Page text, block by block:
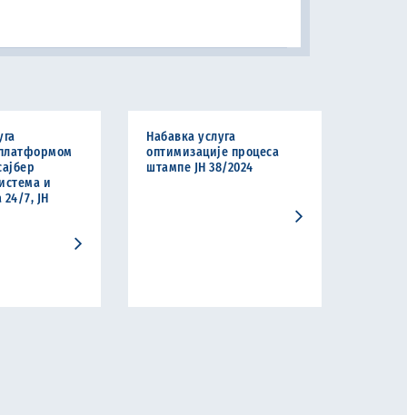
и
24/7, ЈН
Набавка услуга
оптимизације процеса
штампе ЈН 38/2024